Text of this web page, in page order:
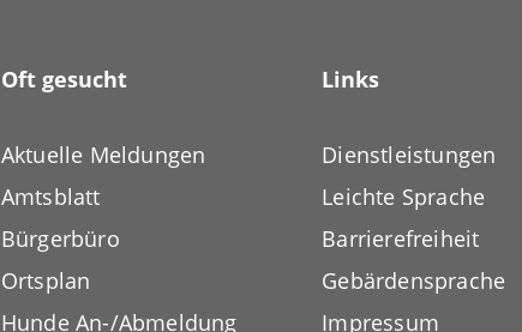
Oft gesucht
Aktuelle Meldungen
Amtsblatt
Bürgerbüro
Ortsplan
Hunde An-/Abmeldung
Links
Dienstleistungen
Leichte Sprache
Barrierefreiheit
Gebärdensprache
Impressum